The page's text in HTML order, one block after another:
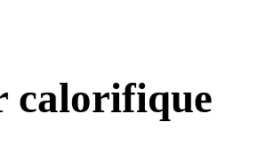
calorifique